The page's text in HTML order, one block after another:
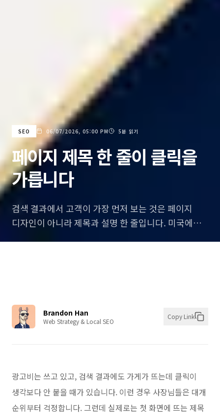
SEO 06/07/2026, 05:00 PM 5분 읽기
페이지 제목 한 줄이 클릭을
가릅니다
검색 결과에서 고객이 가장 먼저 보는 것은 페이지
디자인이 아니라 제목과 설명 한 줄입니다. 미국에서
Brandon Han
Web Strategy & Local SEO
Copy Link
광고비는 쓰고 있고, 검색 결과에도 가게가 뜨는데 클릭이
생각보다 안 붙을 때가 있습니다. 이런 경우 사장님들은 대개
순위부터 걱정합니다. 그런데 실제로는 첫 화면에 뜨는 제목